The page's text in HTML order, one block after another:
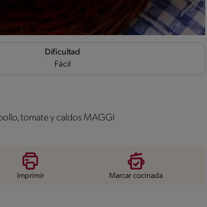
Dificultad
Fácil
tomate y caldos MAGGI
Imprimir Marcar cocinada